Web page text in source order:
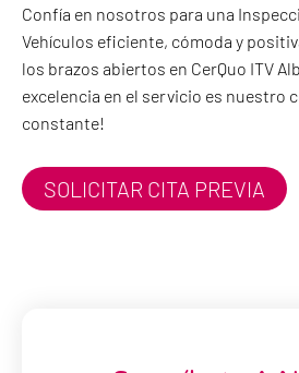
Confía en nosotros para una
Vehículos eficiente, cómoda y
los brazos abiertos en CerQuo ITV
excelencia en el servicio es nuestro
constante!
SOLICITAR CITA PREVIA